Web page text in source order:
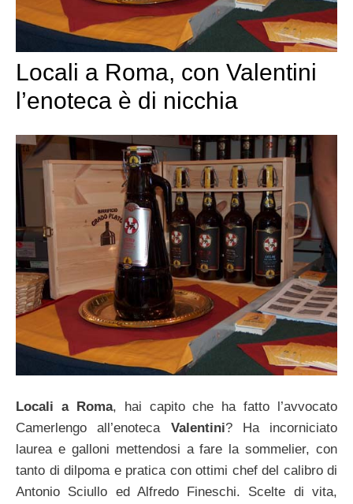
Locali a Roma, con Valentini
l’enoteca è di nicchia
Locali a Roma, hai capito che ha fatto l’avvocato
Camerlengo all’enoteca Valentini? Ha incorniciato
laurea e galloni mettendosi a fare la sommelier, con
tanto di dilpoma e pratica con ottimi chef del calibro di
Antonio Sciullo ed Alfredo Fineschi. Scelte di vita,